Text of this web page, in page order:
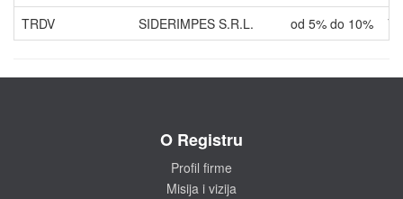
TRDV
SIDERIMPES S.R.L. od 5% do 10%
O Registru
Profil firme
Misija i vizija